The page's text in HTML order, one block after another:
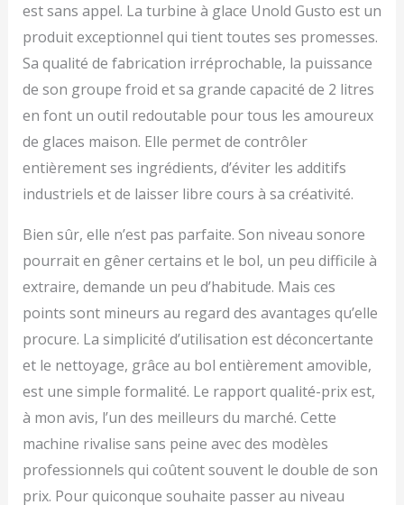
est sans appel. La turbine à glace Unold Gusto est un
produit exceptionnel qui tient toutes ses promesses.
Sa qualité de fabrication irréprochable, la puissance
de son groupe froid et sa grande capacité de 2 litres
en font un outil redoutable pour tous les amoureux
de glaces maison. Elle permet de contrôler
entièrement ses ingrédients, d’éviter les additifs
industriels et de laisser libre cours à sa créativité.
Bien sûr, elle n’est pas parfaite. Son niveau sonore
pourrait en gêner certains et le bol, un peu difficile à
extraire, demande un peu d’habitude. Mais ces
points sont mineurs au regard des avantages qu’elle
procure. La simplicité d’utilisation est déconcertante
et le nettoyage, grâce au bol entièrement amovible,
est une simple formalité. Le rapport qualité-prix est,
à mon avis, l’un des meilleurs du marché. Cette
machine rivalise sans peine avec des modèles
professionnels qui coûtent souvent le double de son
prix. Pour quiconque souhaite passer au niveau